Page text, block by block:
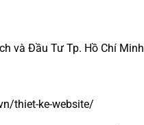
và Đầu Tư Tp. Hồ Chí Minh
thiet-ke-website/